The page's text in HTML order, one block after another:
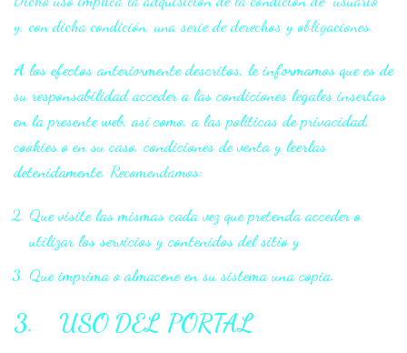
y, con dicha condición, una serie de derechos y obligaciones.
A los efectos anteriormente descritos, le informamos que es de
su responsabilidad acceder a las condiciones legales insertas
en la presente web, así como, a las políticas de privacidad,
cookies o en su caso, condiciones de ventay leerlas
detenidamente. Recomendamos:
Que visite las mismas cada vez que pretenda acceder o
utilizar los servicios y contenidos del sitio y
Que imprima o almacene en su sistema una copia.
3. USO DEL PORTAL